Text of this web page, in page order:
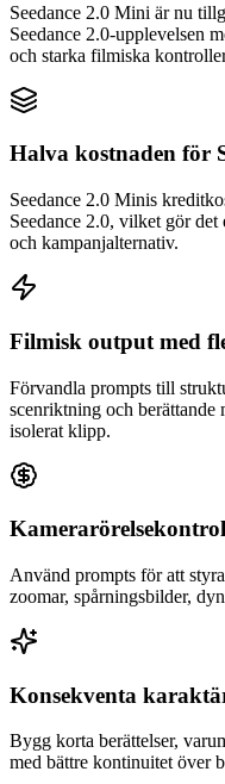
Seedance 2.0 Mini är nu
Seedance 2.0-upplevelsen
och starka filmiska
Halva kostnaden för
Seedance 2.0 Minis
Seedance 2.0, vilket gör
och kampanjalternativ.
Filmisk output med
Förvandla prompts till
scenriktning och berättande
isolerat klipp.
Använd prompts för att
zoomar, spårningsbilder,
Konsekventa
Bygg korta berättelser,
med bättre kontinuitet över